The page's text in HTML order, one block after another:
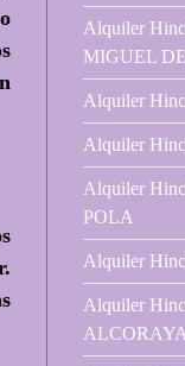
Alquiler
MIGUEL
Alquiler
Alquiler
Alquiler
POLA
Alquiler
Alquiler
ALCORAYA